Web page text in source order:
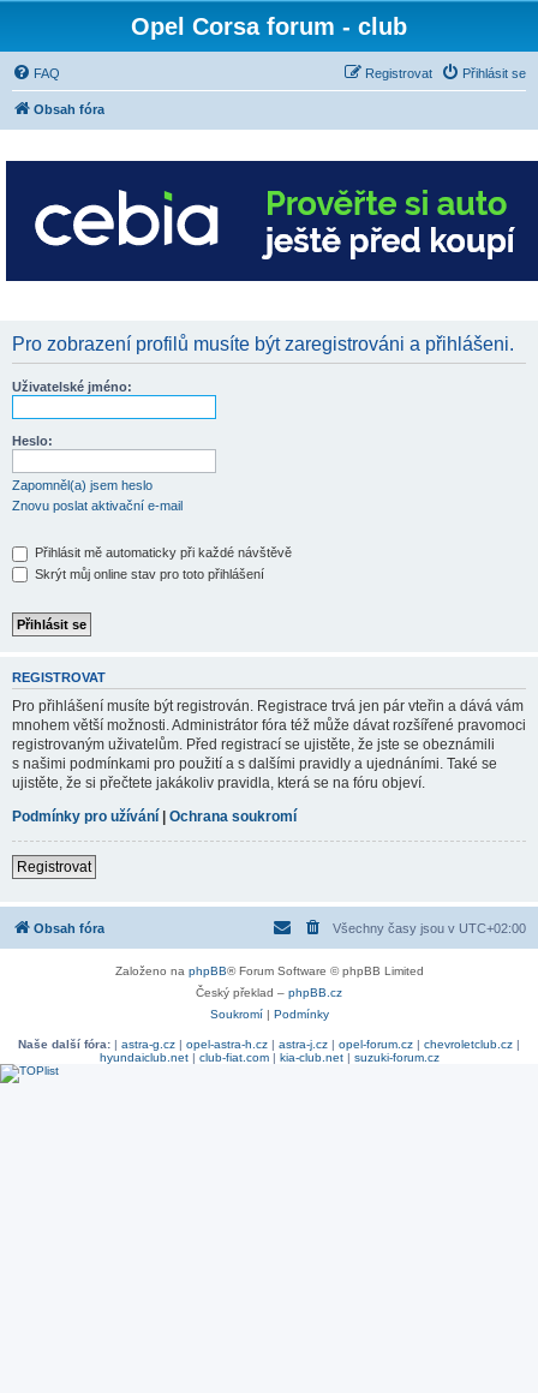
Opel Corsa forum - club
FAQ Přihlásit se
Registrovat
Obsah fóra
Pro zobrazení profilů musíte být zaregistrováni a přihlášeni.
Uživatelské jméno:
Heslo:
Zapomněl(a) jsem heslo
Znovu poslat aktivační e-mail
Přihlásit mě automaticky při každé návštěvě
Skrýt můj online stav pro toto přihlášení
REGISTROVAT
Pro přihlášení musíte být registrován. Registrace trvá jen pár vteřin a dává vám
mnohem větší možnosti. Administrátor fóra též může dávat rozšířené pravomoci
registrovaným uživatelům. Před registrací se ujistěte, že jste se obeznámili
s našimi podmínkami pro použití a s dalšími pravidly a ujednáními. Také se
ujistěte, že si přečtete jakákoliv pravidla, která se na fóru objeví.
Podmínky pro užívání | Ochrana soukromí
Registrovat
Obsah fóra Všechny časy jsou v UTC+02:00
Založeno na phpBB® Forum Software © phpBB Limited
Český překlad – phpBB.cz
Soukromí| Podmínky
Naše další fóra: | astra-g.cz | opel-astra-h.cz | astra-j.cz | opel-forum.cz | chevroletclub.cz |
hyundaiclub.net| club-fiat.com| kia-club.net| suzuki-forum.cz